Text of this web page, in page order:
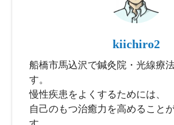
kiichiro2
船橋市馬込沢で鍼灸院・光線療
す。
慢性疾患をよくするためには、
自己のもつ治癒力を高めること